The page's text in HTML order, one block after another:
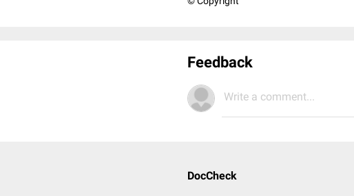
Feedback
Write a comment...
DocCheck